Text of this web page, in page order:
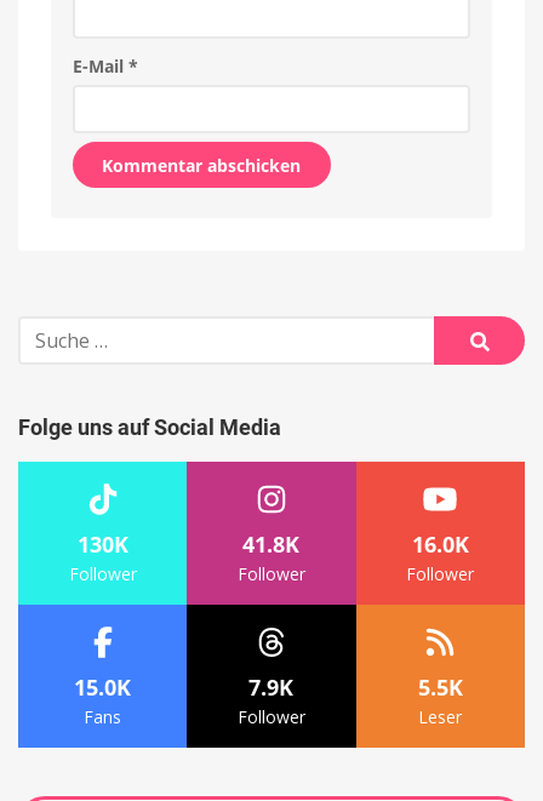
E-Mail *
Suche
nach:
Suche
Folge uns auf Social Media
130K
Follower
41.8K
Follower
16.0K
Follower
15.0K
Fans
7.9K
Follower
5.5K
Leser